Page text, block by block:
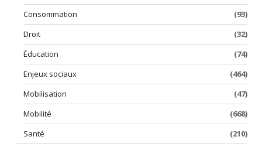
Consommation
(93)
Droit
(32)
Éducation
(74)
Enjeux sociaux
(464)
Mobilisation
(47)
Mobilité
(668)
Santé
(210)